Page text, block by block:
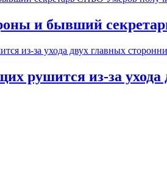
и бывший
рушится из-за